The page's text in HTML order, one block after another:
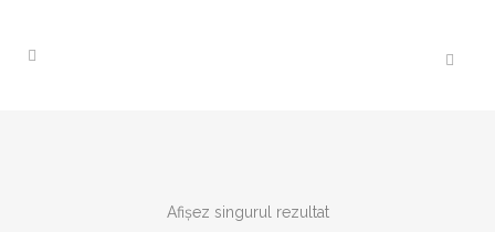
Afișez singurul rezultat